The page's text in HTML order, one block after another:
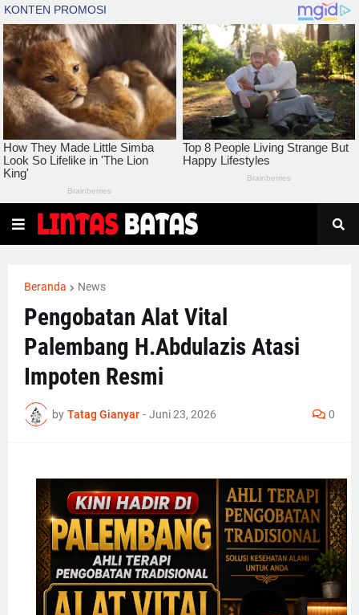
Beranda News
Pengobatan Alat Vital
Palembang H.Abdulazis Atasi
Impoten Resmi
by Tatag Gianyar - Juni 23, 2026 0